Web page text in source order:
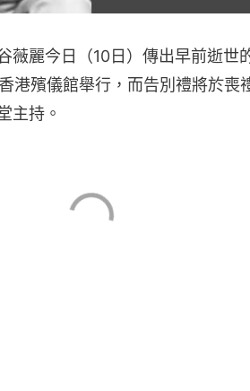
薇麗今日（10日）傳出早前逝世
港殯儀館舉行，而告別禮將於喪
主持。